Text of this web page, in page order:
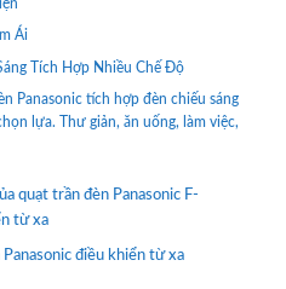
Ái
Tích Hợp Nhiều Chế Độ
Panasonic tích hợp đèn chiếu sáng
lựa. Thư giản, ăn uống, làm việc,
quạt trần đèn Panasonic F-
từ xa
điều khiển từ xa